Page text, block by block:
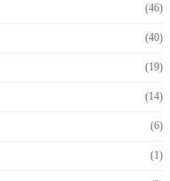
(46)
(40)
(19)
(14)
(6)
(1)